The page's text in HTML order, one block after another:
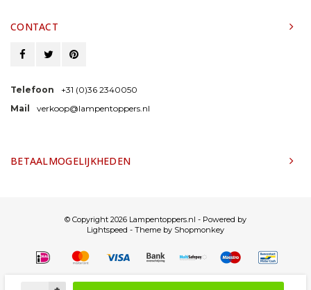
CONTACT
Telefoon
+31 (0)36 2340050
Mail
verkoop@lampentoppers.nl
BETAALMOGELIJKHEDEN
© Copyright 2026 Lampentoppers.nl - Powered by
Lightspeed - Theme by Shopmonkey